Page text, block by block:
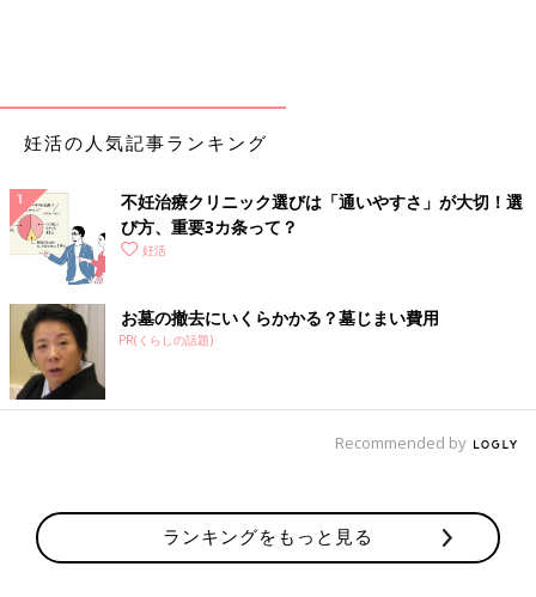
妊活の人気記事ランキング
不妊治療クリニック選びは「通いやすさ」が大切！選
び方、重要3カ条って？
妊活
お墓の撤去にいくらかかる？墓じまい費用
PR(くらしの話題)
Recommended by
ランキングをもっと見る